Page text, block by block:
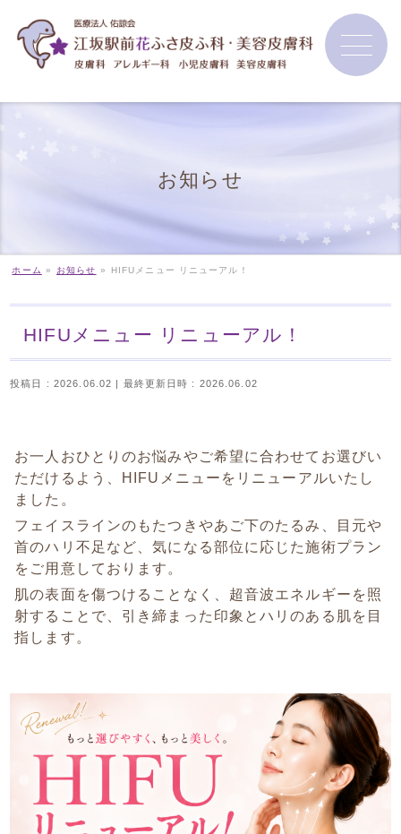
お知らせ
ホーム » お知らせ » HIFUメニュー リニューアル！
HIFUメニュー リニューアル！
投稿日 : 2026.06.02 最終更新日時 : 2026.06.02
お一人おひとりのお悩みやご希望に合わせてお選びい
ただけるよう、HIFUメニューをリニューアルいたし
ました。
フェイスラインのもたつきやあご下のたるみ、目元や
首のハリ不足など、気になる部位に応じた施術プラン
をご用意しております。
肌の表面を傷つけることなく、超音波エネルギーを照
射することで、引き締まった印象とハリのある肌を目
指します。